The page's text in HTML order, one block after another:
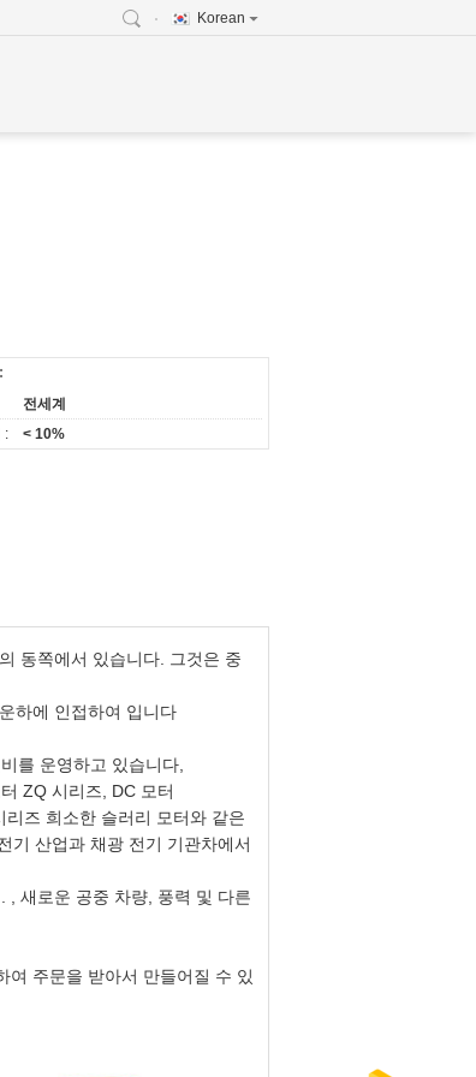
Korean
전세계
:
< 10%
동쪽에서 있습니다. 그것은 중
하에 인접하여 입니다
를 운영하고 있습니다,
ZQ 시리즈, DC 모터
즈 희소한 슬러리 모터와 같은
기 산업과 채광 전기 기관차에서
, 새로운 공중 차량, 풍력 및 다른
여 주문을 받아서 만들어질 수 있